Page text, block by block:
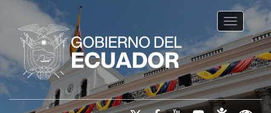
Toggle